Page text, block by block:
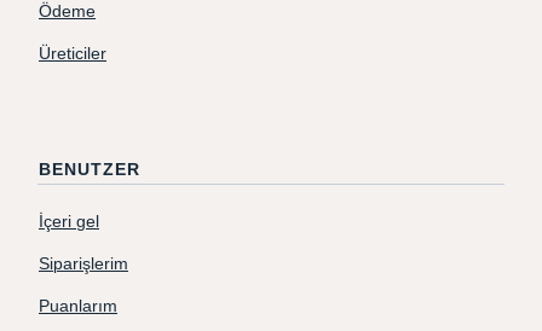
Ödeme
Üreticiler
BENUTZER
İçeri gel
Siparişlerim
Puanlarım